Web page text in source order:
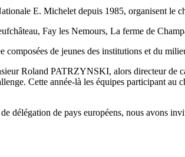
E. Michelet depuis 1985, organisent le
Fay les Nemours, La ferme de
composées de jeunes des institutions et du
Roland PATRZYNSKI, alors directeur de
Cette année-là les équipes participant au
délégation de pays européens, nous avons